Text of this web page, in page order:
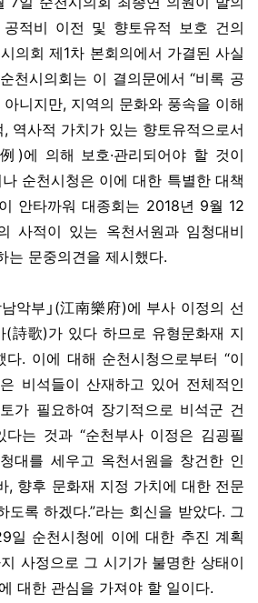
적비 이전 및 향토유적 보호 건의
의회 제1차 본회의에서 가결된 사실
천시의회는 이 결의문에서 “비록 공
니지만, 지역의 문화와 풍속을 이해
역사적 가치가 있는 향토유적으로서
)에 의해 보호·관리되어야 할 것이
순천시청은 이에 대한 특별한 대책
안타까워 대종회는 2018년 9월 12
사적이 있는 옥천서원과 임청대비
는 문중의견을 제시했다.
악부｣(江南樂府)에 부사 이정의 선
(詩歌)가 있다 하므로 유형문화재 지
다. 이에 대해 순천시청으로부터 “이
비석들이 산재하고 있어 전체적인
가 필요하여 장기적으로 비석군 건
다는 것과 “순천부사 이정은 김굉필
대를 세우고 옥천서원을 창건한 인
, 향후 문화재 지정 가치에 대한 전문
도록 하겠다.”라는 회신을 받았다. 그
일 순천시청에 이에 대한 추진 계획
사정으로 그 시기가 불명한 상태이
대한 관심을 가져야 할 일이다.